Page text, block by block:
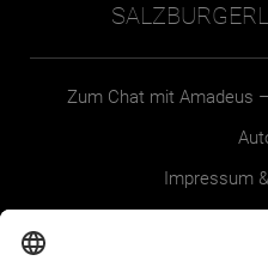
Zum Chat mit Amadeus
Impressum